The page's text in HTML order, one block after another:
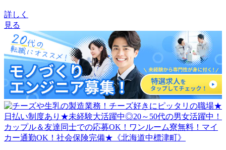
詳しく
見る